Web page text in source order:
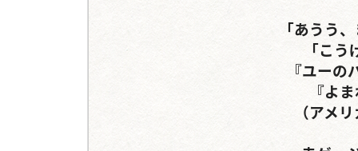
「あうう
「こ
『ユー
『よ
（アメ